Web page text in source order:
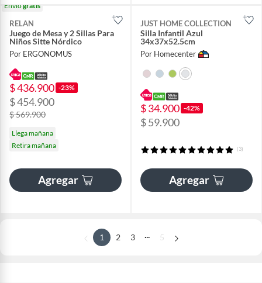
Envíogratis
RELAN
Juego de Mesa y 2 Sillas Para
Niños Sitte Nórdico
Por ERGONOMUS
$ 436.900 -23%
$ 454.900
$ 569.900
Llega mañana
Retira mañana
Agregar
JUST HOME COLLECTION
Silla Infantil Azul
34x37x52.5cm
Por Homecenter
$ 34.900 -42%
$ 59.900
(3)
Agregar
1 2 3 ... 5